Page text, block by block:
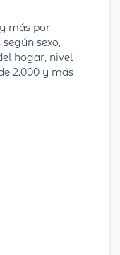
más por
sexo,
hogar, nivel
2.000 y más